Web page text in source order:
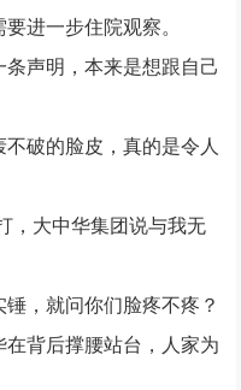
进一步住院观察。
声明，本来是想跟自己
破的脸皮，真的是令人
，就问你们脸疼不疼？
背后撑腰站台，人家为